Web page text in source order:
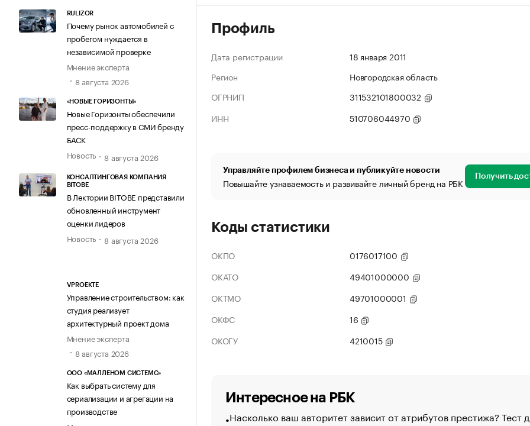
RULIZOR
Почему рынок автомобилей с
пробегом нуждается в
независимой проверке
Мнение эксперта
8 августа 2026
«НОВЫЕ ГОРИЗОНТЫ»
Новые Горизонты обеспечили
пресс-поддержку в СМИ бренду
БАСК
Новость
8 августа 2026
КОНСАЛТИНГОВАЯ КОМПАНИЯ
BITOBE
В Лектории BITOBE представили
обновленный инструмент
оценки лидеров
Новость
8 августа 2026
VPROEKTE
Управление строительством: как
студия реализует
архитектурный проект дома
Мнение эксперта
8 августа 2026
ООО «МАЛЛЕНОМ СИСТЕМС»
Как выбрать систему для
сериализации и агрегации на
производстве
Профиль
Дата регистрации
18 января 2011
Регион
Новгородская область
ОГРНИП
311532101800032
ИНН
510706044970
Управляйте профилем бизнеса и публикуйте новости
Повышайте узнаваемость и развивайте личный бренд на РБК Получить
Коды статистики
ОКПО
0176017100
ОКАТО
49401000000
ОКТМО
49701000001
ОКФС
16
ОКОГУ
4210015
Интересное на РБК
Насколько ваш авторитет зависит от атрибутов престижа? Тест